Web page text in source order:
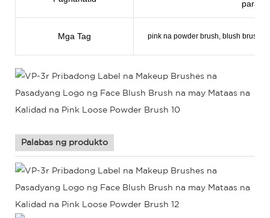
para
Mga Tag pink na powder brush, blush brush,
Palabas ng produkto